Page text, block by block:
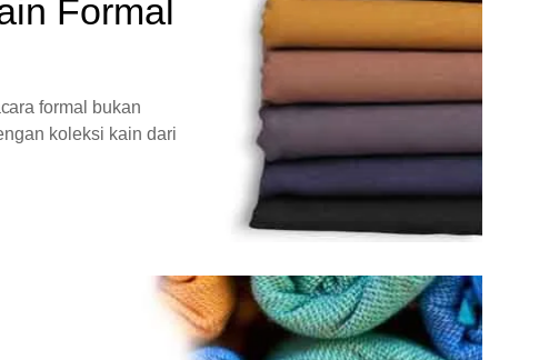
Formal
formal bukan
koleksi kain dari